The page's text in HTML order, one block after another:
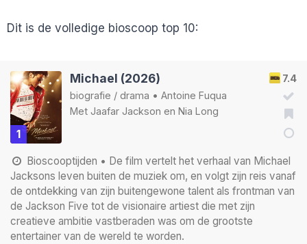
Dit is de volledige bioscoop top 10:
1
7.4
Michael (2026)
biografie / drama • Antoine Fuqua
Met Jaafar Jackson en Nia Long
Bioscooptijden • De film vertelt het verhaal van Michael
Jacksons leven buiten de muziek om, en volgt zijn reis vanaf
de ontdekking van zijn buitengewone talent als frontman van
de Jackson Five tot de visionaire artiest die met zijn
creatieve ambitie vastberaden was om de grootste
entertainer van de wereld te worden.